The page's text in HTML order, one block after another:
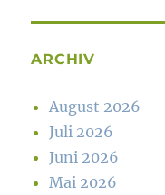
ARCHIV
August 2026
Juli 2026
Juni 2026
Mai 2026